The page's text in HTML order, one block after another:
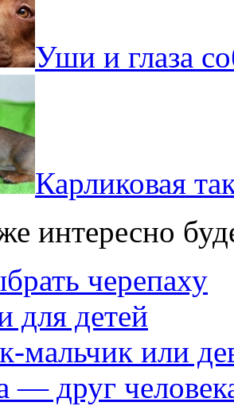
Уши и глаза
Карликовая
интересно
черепаху
для детей
мальчик или
— друг